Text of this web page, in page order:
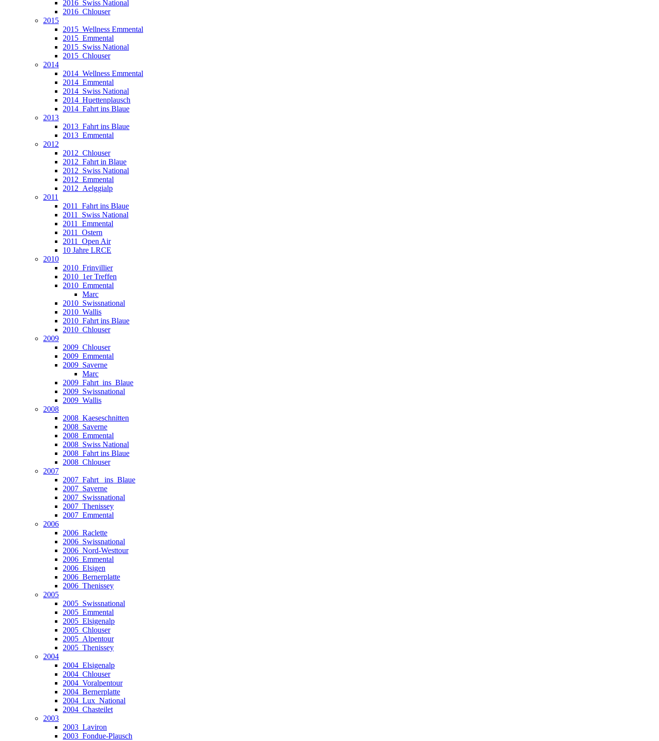
2016_Swiss National
2016_Chlouser
2015
2015_Wellness Emmental
2015_Emmental
2015_Swiss National
2015_Chlouser
2014
2014_Wellness Emmental
2014_Emmental
2014_Swiss National
2014_Huettenplausch
2014_Fahrt ins Blaue
2013
2013_Fahrt ins Blaue
2013_Emmental
2012
2012_Chlouser
2012_Fahrt in Blaue
2012_Swiss National
2012_Emmental
2012_Aelggialp
2011
2011_Fahrt ins Blaue
2011_Swiss National
2011_Emmental
2011_Ostern
2011_Open Air
10 Jahre LRCE
2010
2010_Frinvillier
2010_1er Treffen
2010_Emmental
Marc
2010_Swissnational
2010_Wallis
2010_Fahrt ins Blaue
2010_Chlouser
2009
2009_Chlouser
2009_Emmental
2009_Saverne
Marc
2009_Fahrt_ins_Blaue
2009_Swissnational
2009_Wallis
2008
2008_Kaeseschnitten
2008_Saverne
2008_Emmental
2008_Swiss National
2008_Fahrt ins Blaue
2008_Chlouser
2007
2007_Fahrt_ ins_Blaue
2007_Saverne
2007_Swissnational
2007_Thenissey
2007_Emmental
2006
2006_Raclette
2006_Swissnational
2006_Nord-Westtour
2006_Emmental
2006_Elsigen
2006_Bernerplatte
2006_Thenissey
2005
2005_Swissnational
2005_Emmental
2005_Elsigenalp
2005_Chlouser
2005_Alpentour
2005_Thenissey
2004
2004_Elsigenalp
2004_Chlouser
2004_Voralpentour
2004_Bernerplatte
2004_Lux_National
2004_Chasteilet
2003
2003_Laviron
2003_Fondue-Plausch